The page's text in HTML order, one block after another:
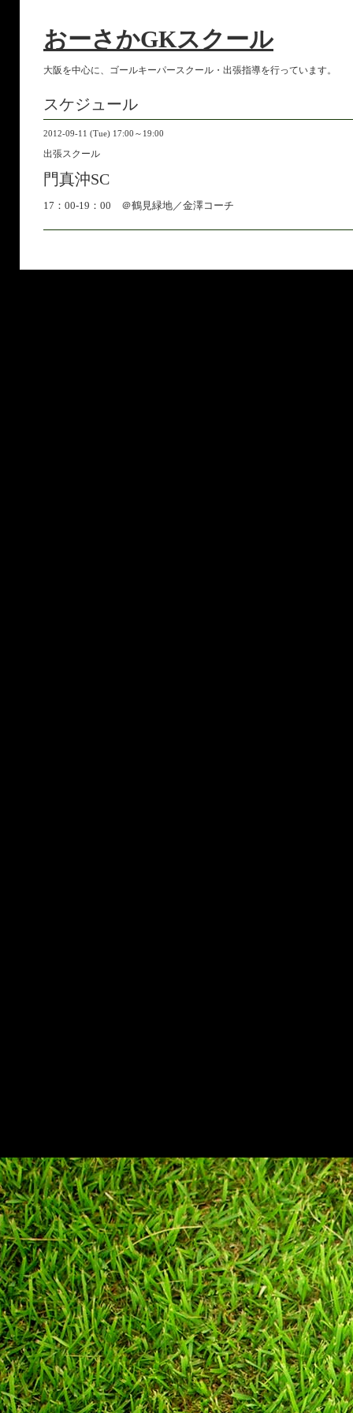
おーさかGKスクール
大阪を中心に、ゴールキーパースクール・出張指導を行っています。
スケジュール
2012-09-11 (Tue) 17:00～19:00
出張スクール
門真沖SC
17：00-19：00 ＠鶴見緑地／金澤コーチ